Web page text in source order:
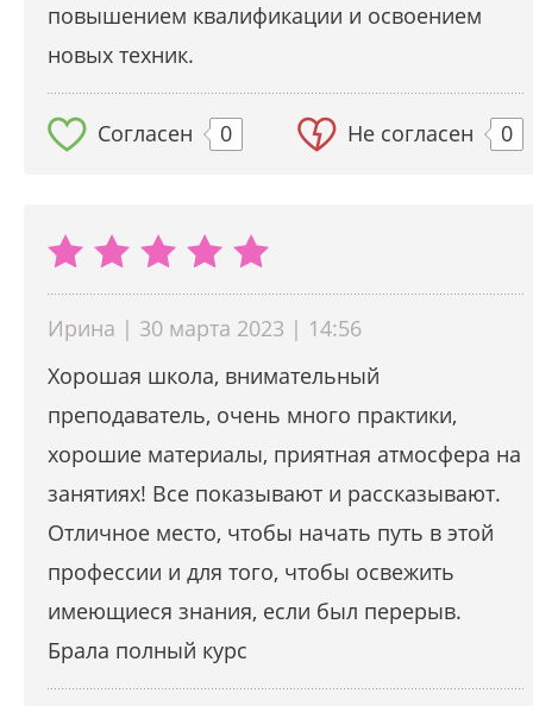
повышением квалификации и освоением
новых техник.
Согласен 0 Не согласен 0
Ирина | 30 марта 2023 | 14:56
Хорошая школа, внимательный
преподаватель, очень много практики,
хорошие материалы, приятная атмосфера на
занятиях! Все показывают и рассказывают.
Отличное место, чтобы начать путь в этой
профессии и для того, чтобы освежить
имеющиеся знания, если был перерыв.
Брала полный курс